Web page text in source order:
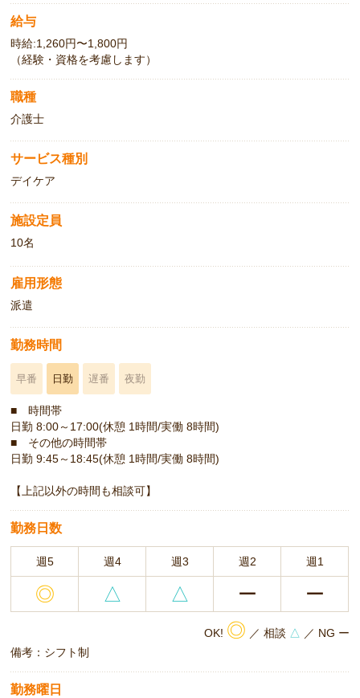
給与
時給:1,260円〜1,800円
（経験・資格を考慮します）
職種
介護士
サービス種別
デイケア
施設定員
10名
雇用形態
派遣
勤務時間
早番 日勤 遅番 夜勤
■ 時間帯
日勤 8:00～17:00(休憩 1時間/実働 8時間)
■ その他の時間帯
日勤 9:45～18:45(休憩 1時間/実働 8時間)
【上記以外の時間も相談可】
勤務日数
週5 週4 週3 週2 週1
◎ △ △ ー ー
OK! ◎ ／ 相談 △ ／ NG ー
備考：シフト制
勤務曜日